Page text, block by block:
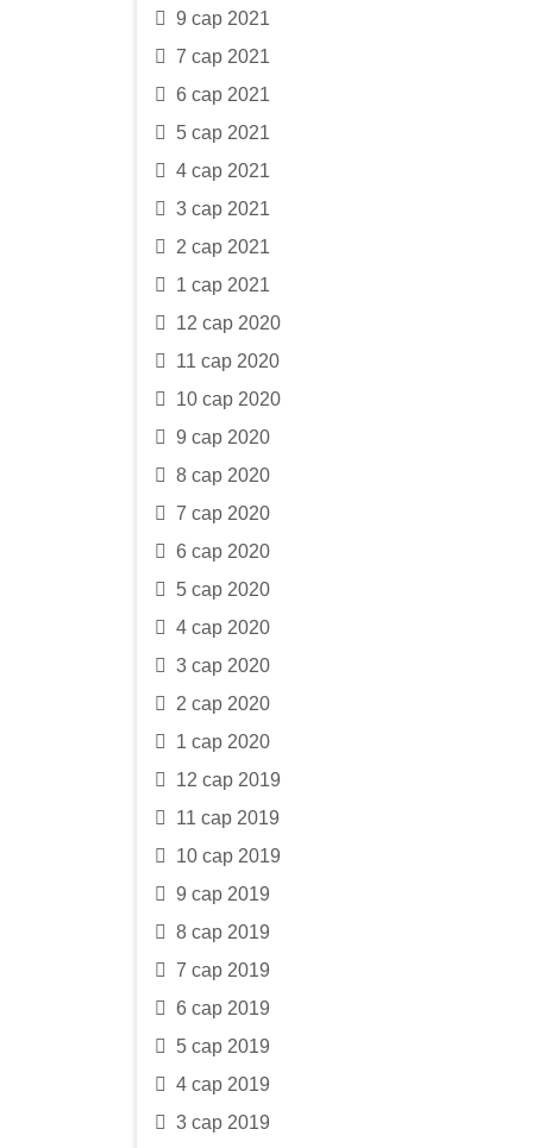
9 сар 2021
7 сар 2021
6 сар 2021
5 сар 2021
4 сар 2021
3 сар 2021
2 сар 2021
1 сар 2021
12 сар 2020
11 сар 2020
10 сар 2020
9 сар 2020
8 сар 2020
7 сар 2020
6 сар 2020
5 сар 2020
4 сар 2020
3 сар 2020
2 сар 2020
1 сар 2020
12 сар 2019
11 сар 2019
10 сар 2019
9 сар 2019
8 сар 2019
7 сар 2019
6 сар 2019
5 сар 2019
4 сар 2019
3 сар 2019